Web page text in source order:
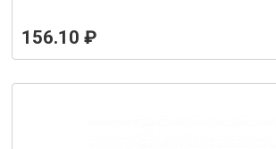
156.10 ₽